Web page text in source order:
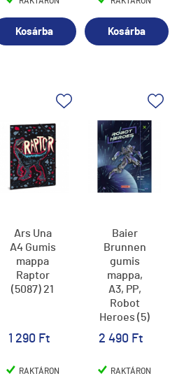
Kosárba Kosárba
Ars Una
A4 Gumis
mappa
Raptor
(5087) 21
1 290 Ft
RAKTÁRON
Baier
Brunnen
gumis
mappa,
A3, PP,
Robot
Heroes (5)
2 490 Ft
RAKTÁRON